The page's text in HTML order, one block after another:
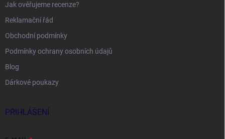
Jak ověřujeme recenze?
Reklamační řád
Obchodní podmínky
Podmínky ochrany osobních údajů
Blog
Dárkové poukazy
PŘIHLÁŠENÍ